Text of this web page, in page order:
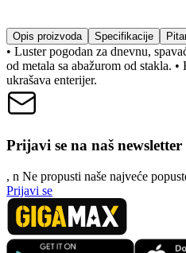
Opis proizvoda Specifikacije
• Luster pogodan za dnevnu,
od metala sa abažurom od stakla.
ukrašava enterijer.
Prijavi se na naš newsletter
, n Ne propusti naše najveće
Prijavi se